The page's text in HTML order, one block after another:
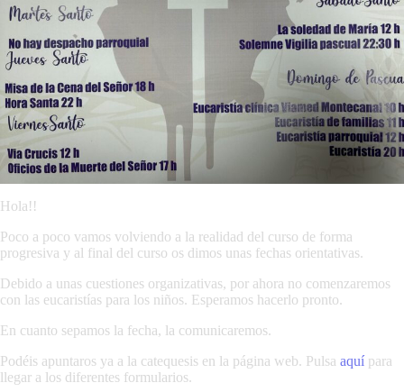
Hola!!
Poco a poco vamos volviendo a la realidad del curso de forma
progresiva y al final del curso os dimos unas fechas orientativas.
Debido a unas cuestiones organizativas, por ahora no comenzaremos
con las eucaristías para los niños. Esperamos hacerlo pronto.
En cuanto sepamos la fecha, la comunicaremos.
Podéis apuntaros ya a la catequesis en la página web. Pulsa aquí para
llegar a los diferentes formularios.